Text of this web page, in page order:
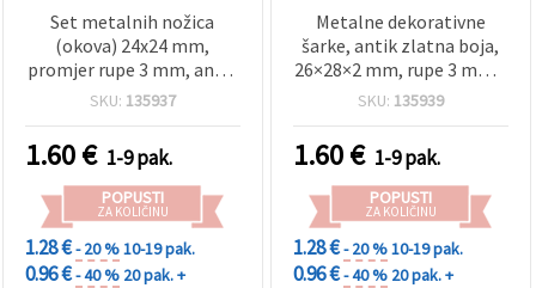
Set metalnih nožica
(okova) 24x24 mm,
promjer rupe 3 mm, antik
bronca – 4 kom
SKU: 135937
1.60€ 1-9 pak.
POPUSTI
ZA KOLIČINU
1.28 €- 20 %10-19 pak.
0.96 €- 40 % 20 pak. +
Metalne dekorativne
šarke, antik zlatna boja,
26×28×2 mm, rupe 3 mm –
set od 10 komada za
radove (DIY)
SKU: 135939
1.60€ 1-9 pak.
POPUSTI
ZA KOLIČINU
1.28 €- 20 %10-19 pak.
0.96 €- 40 % 20 pak. +